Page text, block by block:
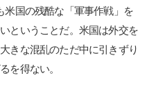
米国の残酷な「軍事作戦」を
ということだ。米国は外交を
きな混乱のただ中に引きずり
を得ない。